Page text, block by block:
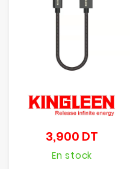
3,900 DT
En stock